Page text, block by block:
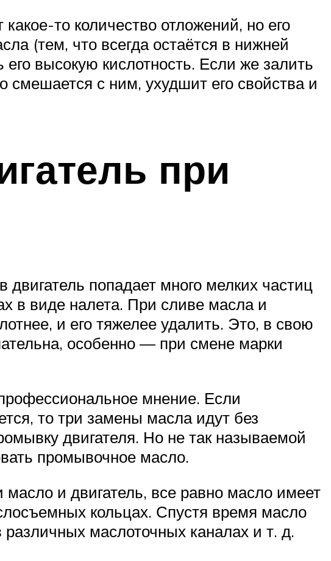
то количество отложений, но его
(тем, что всегда остаётся в нижней
его высокую кислотность. Если же залить
смешается с ним, ухудшит его свойства и
при
попадает много мелких частиц
в виде налета. При сливе масла и
и его тяжелее удалить. Это, в свою
особенно — при смене марки
мнение. Если
то три замены масла идут без
двигателя. Но не так называемой
промывочное масло.
и двигатель, все равно масло имеет
кольцах. Спустя время масло
маслоточных каналах и т. д.